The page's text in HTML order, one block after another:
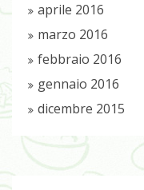
aprile 2016
marzo 2016
febbraio 2016
gennaio 2016
dicembre 2015